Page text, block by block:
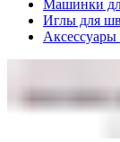
Машинки
Иглы для